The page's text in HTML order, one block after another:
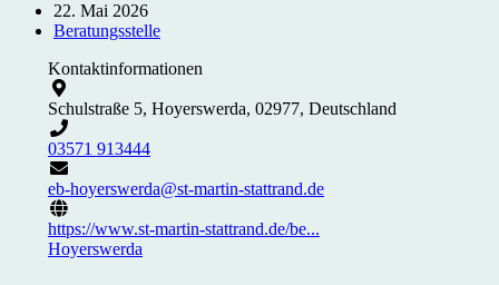
22. Mai 2026
Beratungsstelle
Kontaktinformationen
Schulstraße 5, Hoyerswerda, 02977, Deutschland
03571 913444
eb-hoyerswerda@st-martin-stattrand.de
https://www.st-martin-stattrand.de/be...
Hoyerswerda